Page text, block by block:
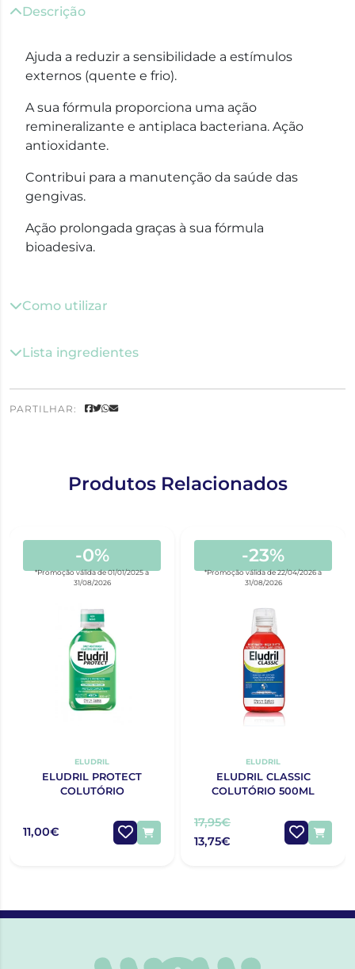
Descrição
Ajuda a reduzir a sensibilidade a estímulos
externos (quente e frio).
A sua fórmula proporciona uma ação
remineralizante e antiplaca bacteriana. Ação
antioxidante.
Contribui para a manutenção da saúde das
gengivas.
Ação prolongada graças à sua fórmula
bioadesiva.
Como utilizar
Lista ingredientes
PARTILHAR:
Produtos Relacionados
-0%
*Promoção válida de 01/01/2025 a
31/08/2026
ELUDRIL
ELUDRIL PROTECT
COLUTÓRIO
11,00€
-23%
*Promoção válida de 22/04/2026 a
31/08/2026
ELUDRIL
ELUDRIL CLASSIC
COLUTÓRIO 500ML
17,95€
13,75€